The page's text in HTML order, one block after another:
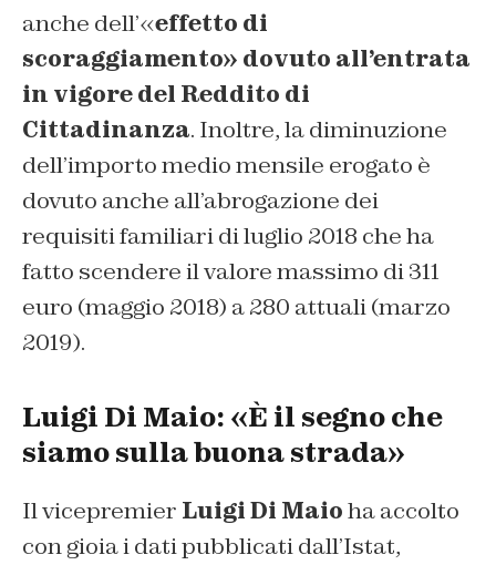
anche dell’«effetto di
scoraggiamento» dovuto all’entrata
in vigore del Reddito di
Cittadinanza. Inoltre, la diminuzione
dell’importo medio mensile erogato è
dovuto anche all’abrogazione dei
requisiti familiari di luglio 2018 che ha
fatto scendere il valore massimo di 311
euro (maggio 2018) a 280 attuali (marzo
2019).
Luigi Di Maio: «È il segno che
siamo sulla buona strada»
Il vicepremier Luigi Di Maioha accolto
con gioia i dati pubblicati dall’Istat,